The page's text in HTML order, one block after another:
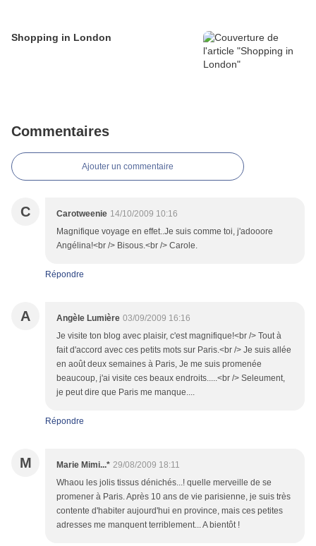
Shopping in London
Commentaires
Ajouter un commentaire
C Carotweenie 14/10/2009 10:16
Magnifique voyage en effet..Je suis comme toi, j'adooore
Angélina!<br /> Bisous.<br /> Carole.
Répondre
A Angèle Lumière 03/09/2009 16:16
Je visite ton blog avec plaisir, c'est magnifique!<br /> Tout à
fait d'accord avec ces petits mots sur Paris.<br /> Je suis allée
en août deux semaines à Paris, Je me suis promenée
beaucoup, j'ai visite ces beaux endroits.....<br /> Seleument,
je peut dire que Paris me manque....
Répondre
M Marie Mimi...* 29/08/2009 18:11
Whaou les jolis tissus dénichés...! quelle merveille de se
promener à Paris. Après 10 ans de vie parisienne, je suis très
contente d'habiter aujourd'hui en province, mais ces petites
adresses me manquent terriblement... A bientôt !